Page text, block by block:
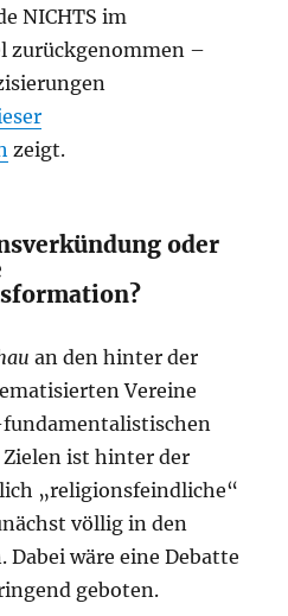
NICHTS im
zurückgenommen –
zeigt.
oder
an den hinter der
Vereine
ist hinter der
„religionsfeindliche“
völlig in den
wäre eine Debatte
geboten.